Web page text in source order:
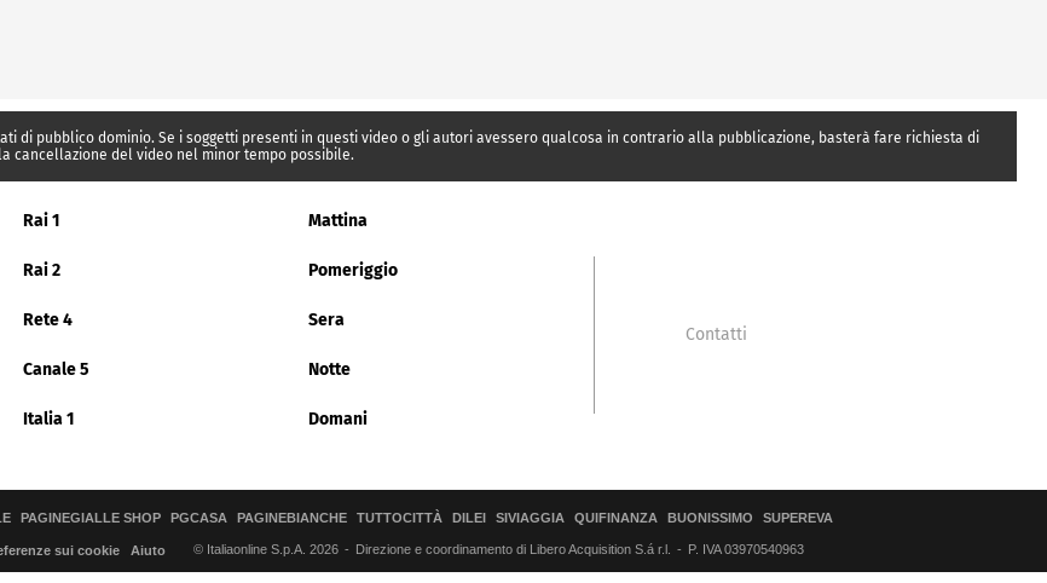
di pubblico dominio. Se i soggetti presenti in questi video o gli autori avessero qualcosa in contrario alla pubblicazione, basterà fare richiesta di
cancellazione del video nel minor tempo possibile.
Rai 1 Mattina
Rai 2 Pomeriggio
Rete 4 Sera
Canale 5 Notte
Italia 1 Domani
Contatti
PAGINEGIALLE SHOP PGCASA PAGINEBIANCHE TUTTOCITTÀ DILEI SIVIAGGIA QUIFINANZA BUONISSIMO SUPEREVA
sui cookie Aiuto © Italiaonline S.p.A. 2026 Direzione e coordinamento di Libero Acquisition S.á r.l. P. IVA 03970540963